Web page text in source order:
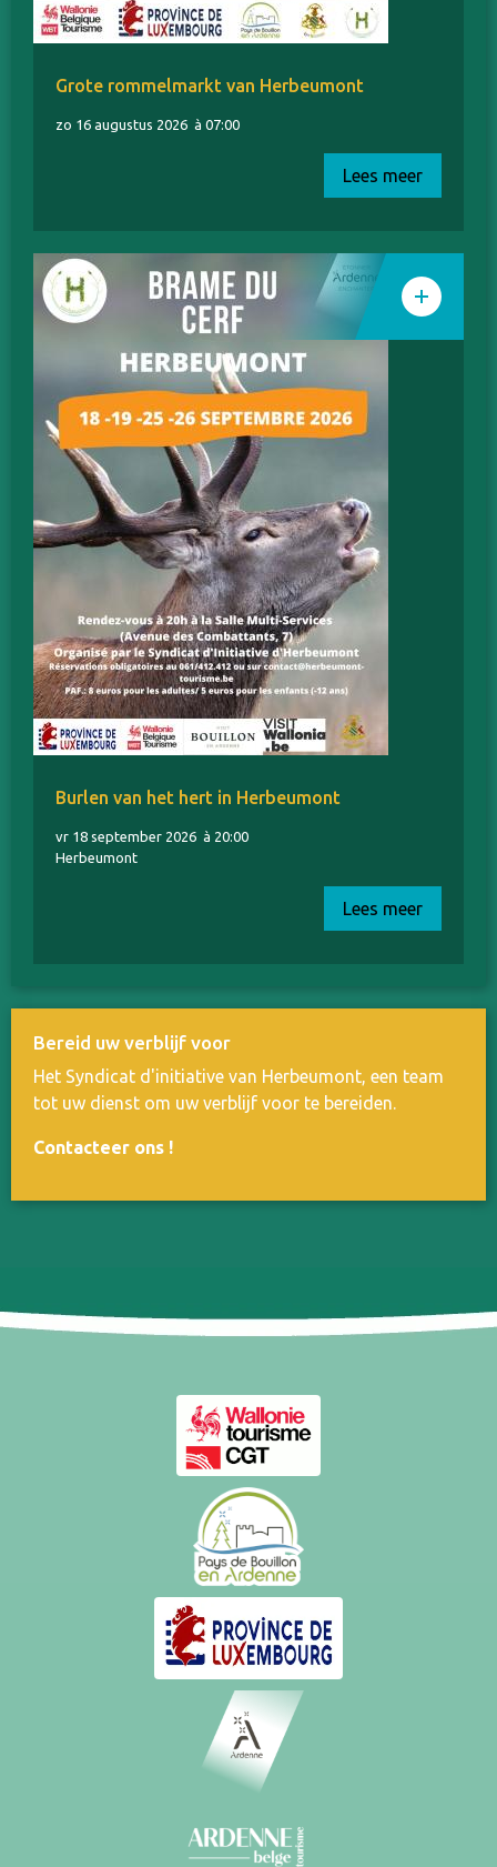
Grote rommelmarkt van Herbeumont
zo 16 augustus 2026 à 07:00
Lees meer
Burlen van het hert in Herbeumont
vr 18 september 2026 à 20:00
Herbeumont
Lees meer
Bereid uw verblijf voor
Het Syndicat d'initiative van Herbeumont, een team
tot uw dienst om uw verblijf voor te bereiden.
Contacteer ons !